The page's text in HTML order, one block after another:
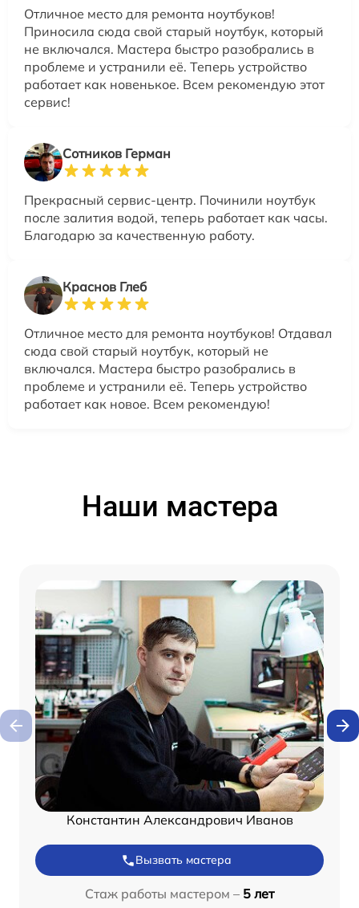
Отличное место для ремонта ноутбуков!
Приносила сюда свой старый ноутбук, который
не включался. Мастера быстро разобрались в
проблеме и устранили её. Теперь устройство
работает как новенькое. Всем рекомендую этот
сервис!
Сотников Герман
Прекрасный сервис-центр. Починили ноутбук
после залития водой, теперь работает как часы.
Благодарю за качественную работу.
Краснов Глеб
Отличное место для ремонта ноутбуков! Отдавал
сюда свой старый ноутбук, который не
включался. Мастера быстро разобрались в
проблеме и устранили её. Теперь устройство
работает как новое. Всем рекомендую!
Наши мастера
Константин Александрович Иванов
Вызвать мастера
Стаж работы мастером – 5 лет